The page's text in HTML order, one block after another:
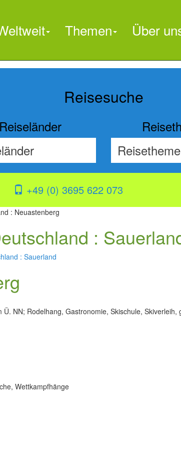

Themen Über
Reisesuche
Reiseländer
+49 (0) 3695 622 073
: Neuastenberg
:
: Sauerland
NN; Rodelhang, Gastronomie, Skischule, Skiverleih,
Wettkampfhänge